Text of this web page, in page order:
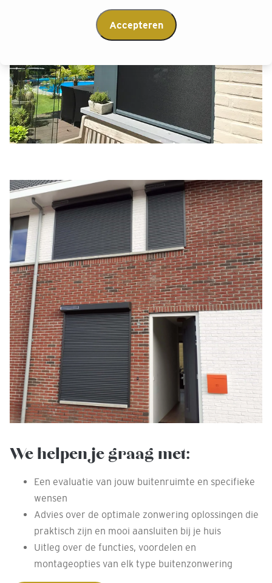
We helpen je graag met:
Een evaluatie van jouw buitenruimte en specifieke
wensen
Advies over de optimale zonwering oplossingen die
praktisch zijn en mooi aansluiten bij je huis
Uitleg over de functies, voordelen en
montageopties van elk type buitenzonwering
Accepteren